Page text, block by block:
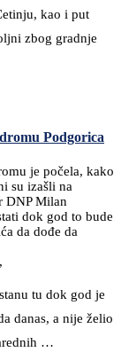
kao i put
zbog gradnje
Podgorica
je počela, kako
su izašli na
DNP Milan
dok god to bude
da dođe da
tu dok god je
danas, a nije želio
…